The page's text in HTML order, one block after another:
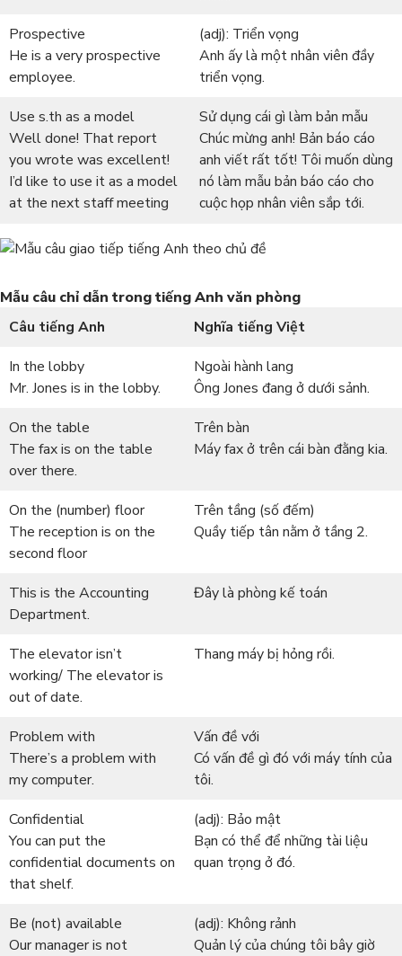
Prospective
He is a very prospective
employee.
(adj): Triển vọng
Anh ấy là một nhân viên đầy
triển vọng.
Use s.th as a model
Well done! That report
you wrote was excellent!
I’d like to use it as a model
at the next staff meeting
Sử dụng cái gì làm bản mẫu
Chúc mừng anh! Bản báo cáo
anh viết rất tốt! Tôi muốn dùng
nó làm mẫu bản báo cáo cho
cuộc họp nhân viên sắp tới.
Mẫu câu chỉ dẫn trong tiếng Anh văn phòng
Câu tiếng Anh
Nghĩa tiếng Việt
In the lobby
Mr. Jones is in the lobby.
Ngoài hành lang
Ông Jones đang ở dưới sảnh.
On the table
The fax is on the table
over there.
Trên bàn
Máy fax ở trên cái bàn đằng kia.
On the (number) floor
The reception is on the
second floor
Trên tầng (số đếm)
Quầy tiếp tân nằm ở tầng 2.
This is the Accounting
Department.
Đây là phòng kế toán
The elevator isn’t
working/ The elevator is
out of date.
Thang máy bị hỏng rồi.
Problem with
There’s a problem with
my computer.
Vấn đề với
Có vấn đề gì đó với máy tính của
tôi.
Confidential
You can put the
confidential documents on
that shelf.
(adj): Bảo mật
Bạn có thể để những tài liệu
quan trọng ở đó.
Be (not) available
Our manager is not
(adj): Không rảnh
Quản lý của chúng tôi bây giờ